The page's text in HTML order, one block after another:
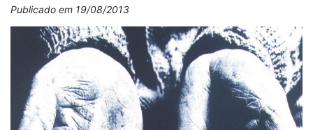
Publicado em 19/08/2013